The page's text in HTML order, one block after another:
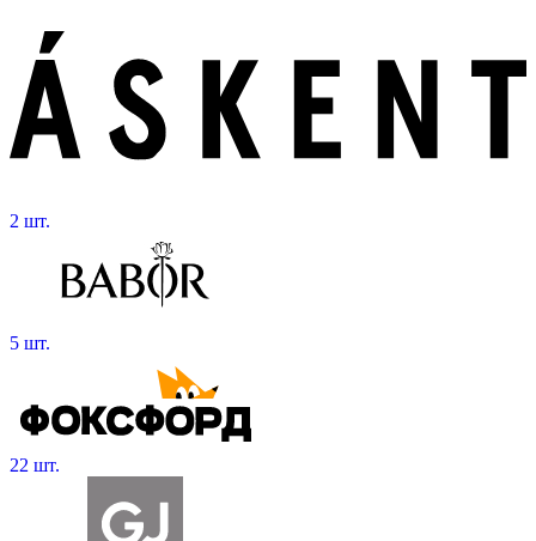
2 шт.
5 шт.
22 шт.